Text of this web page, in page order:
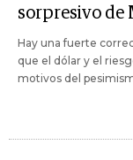
sorpresivo de
Hay una fuerte
que el dólar y el
motivos del